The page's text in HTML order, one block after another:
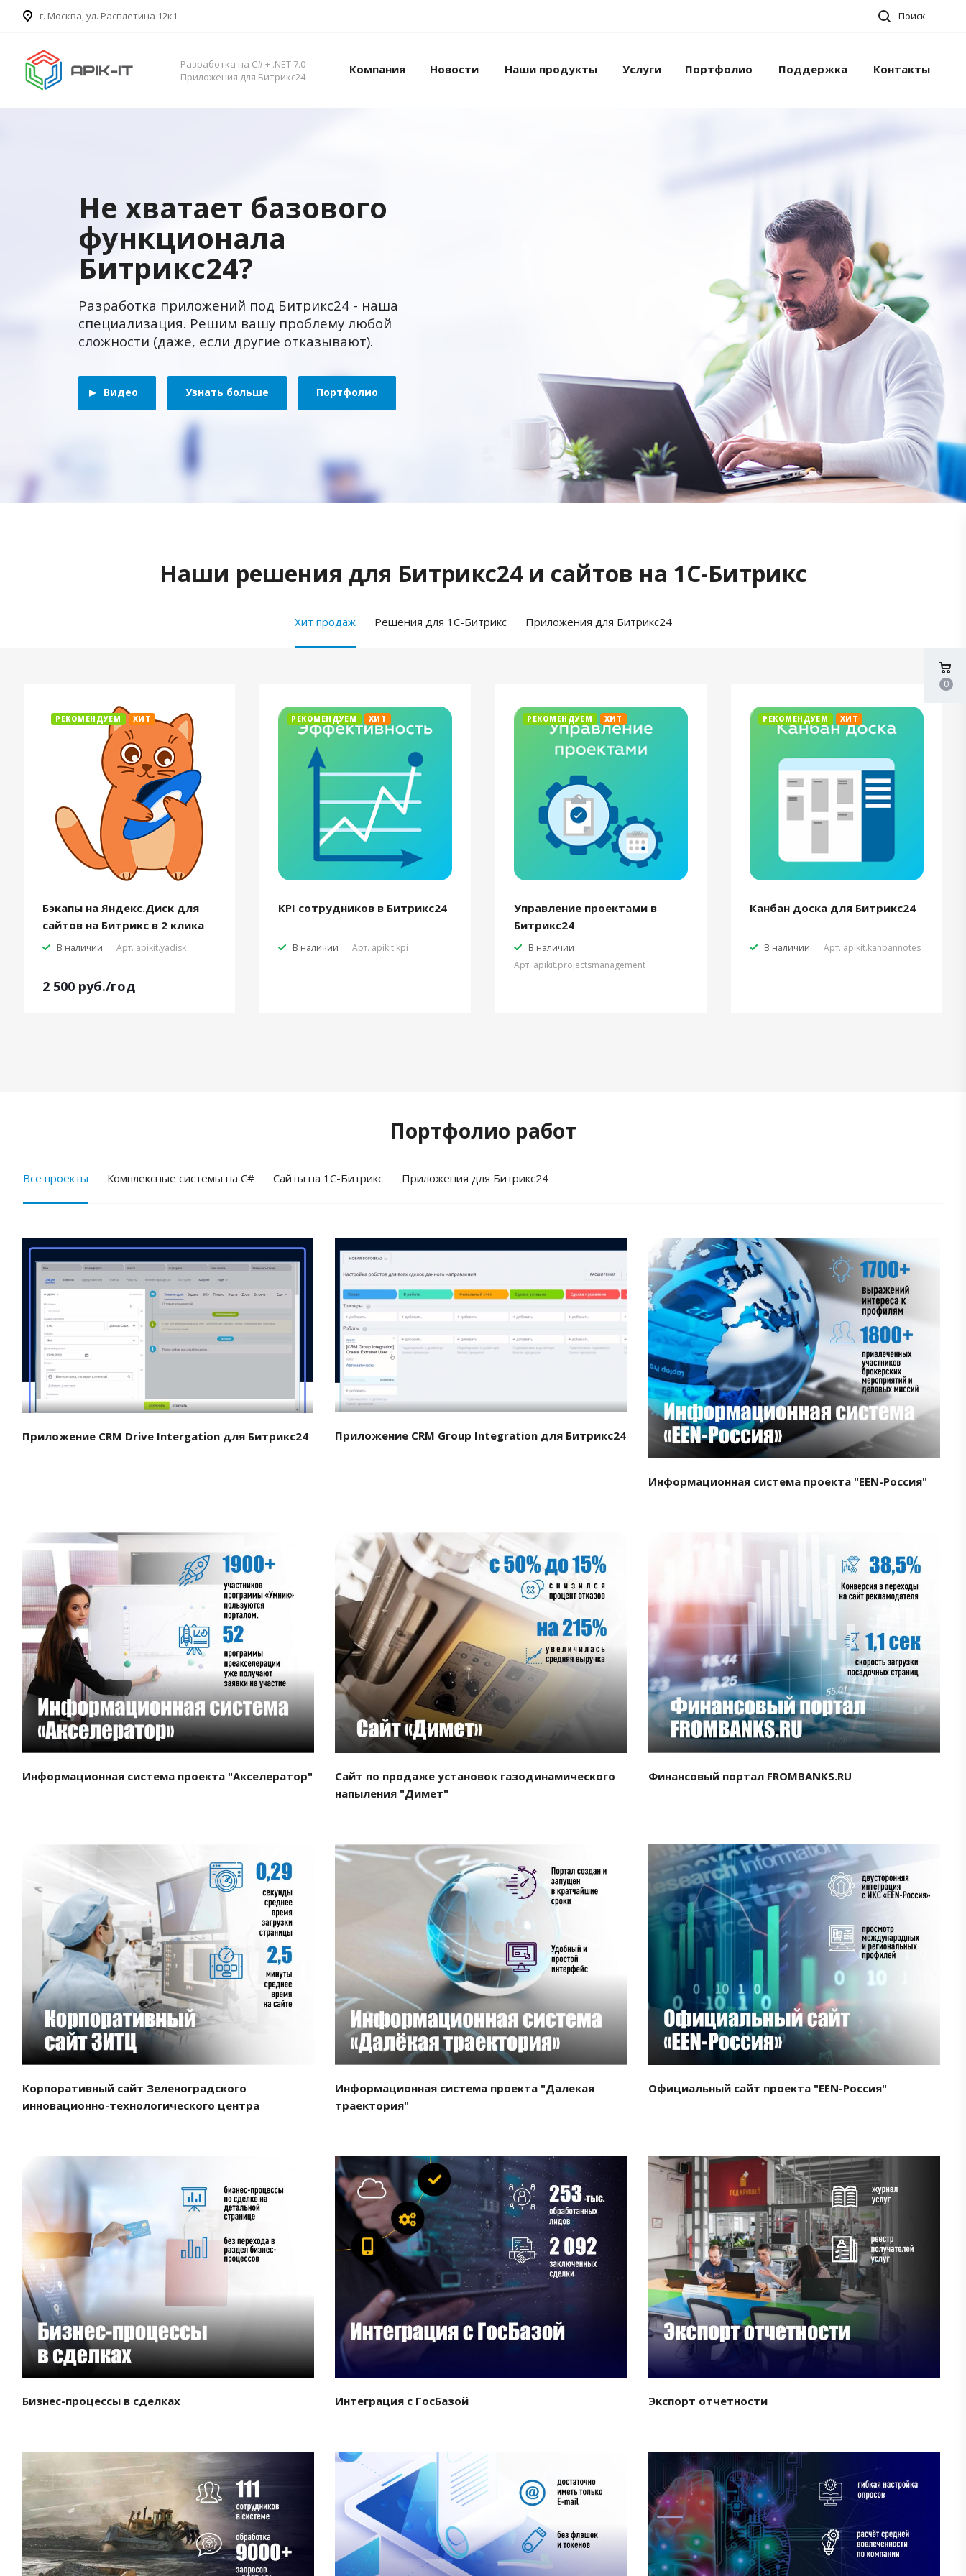
​г. Москва, ул. Расплетина 12к1 Поиск
Разработка на C# + .NET 7.0
Приложения для Битрикс24
Компания Новости Наши продукты Услуги Портфолио Поддержка Контакты
Не хватает базового
функционала
Битрикс24?
Разработка приложений под Битрикс24 - наша
специализация. Решим вашу проблему любой
сложности (даже, если другие отказывают).
Видео Узнать больше Портфолио
Наши решения для Битрикс24 и сайтов на 1С-Битрикс
Хит продаж Решения для 1С-Битрикс Приложения для Битрикс24
РЕКОМЕНДУЕМ ХИТ
Бэкапы на Яндекс.Диск для
сайтов на Битрикс в 2 клика
В наличии Арт. apikit.yadisk
2 500 руб./год
РЕКОМЕНДУЕМ ХИТ
KPI сотрудников в Битрикс24
В наличии Арт. apikit.kpi
РЕКОМЕНДУЕМ ХИТ
Управление проектами в
Битрикс24
В наличии
Арт. apikit.projectsmanagement
РЕКОМЕНДУЕМ ХИТ
Канбан доска для Битрикс24
В наличии Арт. apikit.kanbannotes
Портфолио работ
Все проекты Комплексные системы на C# Cайты на 1С-Битрикс Приложения для Битрикс24
Смотреть проект
Приложение CRM Drive Intergation для Битрикс24 Приложение CRM Group Integration для Битрикс24
Смотреть проект
Информационная система проекта "EEN-Россия"
Смотреть проект
Информационная система проекта "Акселератор"
Смотреть проект
Сайт по продаже установок газодинамического
напыления "Димет"
Смотреть проект
Финансовый портал FROMBANKS.RU
Смотреть проект
Корпоративный сайт Зеленоградского
инновационно-технологического центра
Смотреть проект
Информационная система проекта "Далекая
траектория"
Смотреть проект
Официальный сайт проекта "EEN-Россия"
Бизнес-процессы в сделках
Смотреть проект
Интеграция с ГосБазой
Смотреть проект
Экспорт отчетности
Смотреть проект Смотреть проект Смотреть проект
0